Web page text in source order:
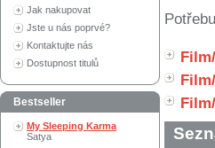
Jak nakupovat
Jste u nás poprvé?
Kontaktujte nás
Dostupnost titulů
Bestseller
My Sleeping Karma
Satya